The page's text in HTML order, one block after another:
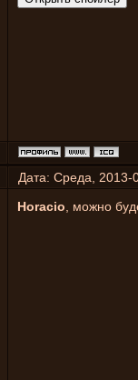
Дата: Среда,
Horacio , можно